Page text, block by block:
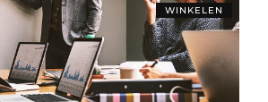
WINKELEN